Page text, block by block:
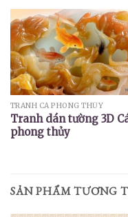
TRANH CÁ PHONG THỦY
Tranh dán tường 3D
phong thủy
SẢN PHẨM TƯƠNG